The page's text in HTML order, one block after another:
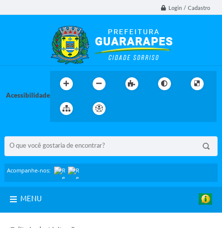
Login / Cadastro
Acessibilidade
Acompanhe-nos:
MENU